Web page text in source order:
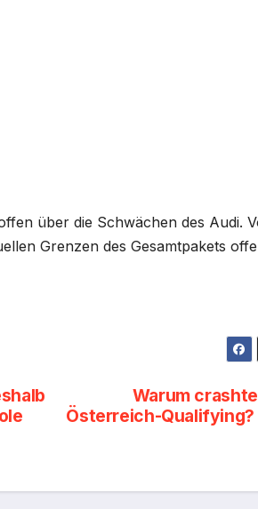
über die Schwächen des Audi.
Grenzen des Gesamtpakets
Warum
Österreich-Qualifying?